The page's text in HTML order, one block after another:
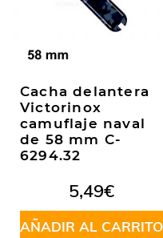
Cacha delantera
Victorinox
camuflaje naval
de 58 mm C-
6294.32
5,49€
AÑADIR AL CARRITO